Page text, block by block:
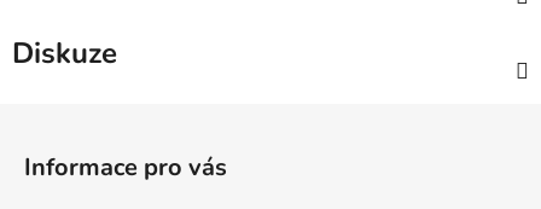
Diskuze
Informace pro vás